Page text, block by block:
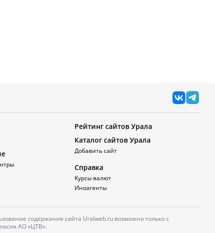
Рейтинг сайтов Урала
Каталог сайтов Урала
Добавить сайт
Справка
Курсы валют
Иноагенты
содержания сайта Uralweb.ru возможно только с
АО «ЦТВ».